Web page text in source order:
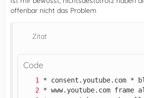
offenbar nicht das Problem
Zitat
Code